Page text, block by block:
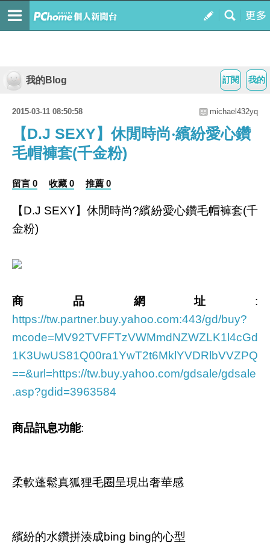
我的
訂閱
我的Blog
2015-03-11 08:50:58 michael432yq
【D.J SEXY】休閒時尚‧繽紛愛心鑽
毛帽褲套(千金粉)
留言 0 收藏 0 推薦 0
【D.J SEXY】休閒時尚?繽紛愛心鑽毛帽褲套(千
金粉)
商品網址 :
https://tw.partner.buy.yahoo.com:443/gd/buy?
mcode=MV92TVFFTzVWMmdNZWZLK1l4cGd
1K3UwUS81Q00ra1YwT2t6MklYVDRlbVVZPQ
==&url=https://tw.buy.yahoo.com/gdsale/gdsale
.asp?gdid=3963584
商品訊息功能:
柔軟蓬鬆真狐狸毛圈呈現出奢華感
繽紛的水鑽拼湊成bing bing的心型